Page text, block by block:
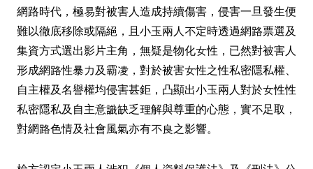
網路時代，極易對被害人造成持續傷害，侵害一旦發生便
難以徹底移除或隔絕，且小玉兩人不定時透過網路票選及
集資方式選出影片主角，無疑是物化女性，已然對被害人
形成網路性暴力及霸凌，對於被害女性之性私密隱私權、
自主權及名譽權均侵害甚鉅，凸顯出小玉兩人對於女性性
私密隱私及自主意識缺乏理解與尊重的心態，實不足取，
對網路色情及社會風氣亦有不良之影響。